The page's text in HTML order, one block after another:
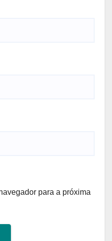
para a próxima